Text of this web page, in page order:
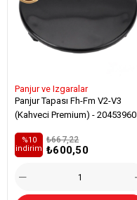
Panjur ve Izgaralar
Panjur Tapası Fh-Fm V2-V3
(Kahveci Premium) - 20453960
₺600,50
₺667,22
%10
i̇ndirim